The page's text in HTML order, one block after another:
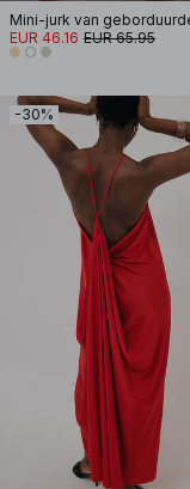
EUR 46.16 EUR 65.95
-30%